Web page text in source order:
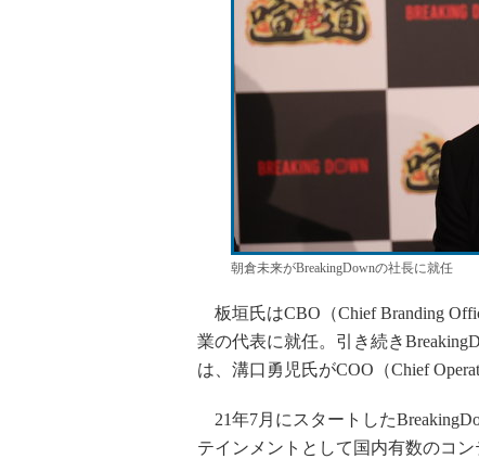
朝倉未来がBreakingDownの社長に就任
板垣氏はCBO（Chief Branding
業の代表に就任。引き続き
は、溝口勇児氏がCOO（Chief
21年7月にスタートした
テインメントとして国内有数のコ